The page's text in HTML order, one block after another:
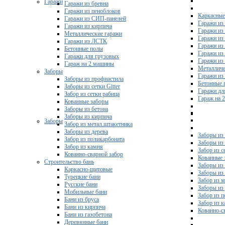
Гаражи
Гаражи из
Гаражи из
Гаражи из
Гаражи из
Гаражи
Гаражи из
Гаражи
Бетонные
Гаражи
Гараж на
Заборы
Заборы из
Заборы из
Забор из
Кованные
Заборы из
Заборы из
Забор из
Заборы из
Забор из
Забор из
Кованно-
Гаражи из бревна
Гаражи из пеноблоков
Гаражи из СИП-панелей
Гаражи из кирпича
Металлические гаражи
Гаражи из ЛСТК
Бетонные полы
Гаражи для грузовых
Гараж на 2 машины
Заборы
Заборы из профнастила
Заборы из сетки Gitter
Забор из сетки рабица
Кованные заборы
Заборы из бетона
Заборы из кирпича
Забор из метал.штакетника
Заборы из дерева
Забор из поликарбоната
Забор из камня
Кованно-сварной забор
Строительство бань
Каркасно-щитовые
Турецкие бани
Русские бани
Мобильные бани
Бани из бруса
Бани из кирпича
Бани из газобетона
Деревянные бани